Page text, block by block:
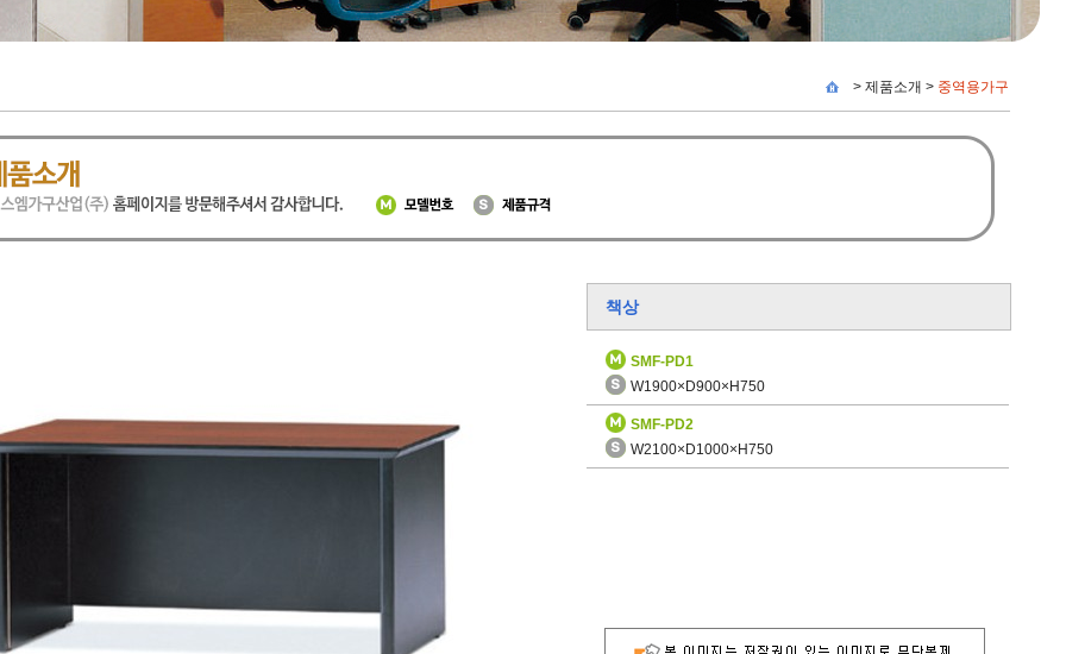
> 제품소개 > 중역용가구
책상
SMF-PD1
W1900×D900×H750
SMF-PD2
W2100×D1000×H750